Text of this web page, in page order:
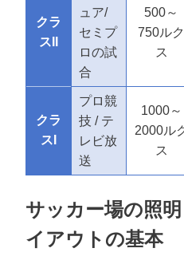
クラ
スII
ュア/
セミプ
ロの試
合
500～
750ルク
ス
クラ
スI
プロ競
技 / テ
レビ放
送
1000～
2000ル
ス
サッカー場の照
イアウトの基本